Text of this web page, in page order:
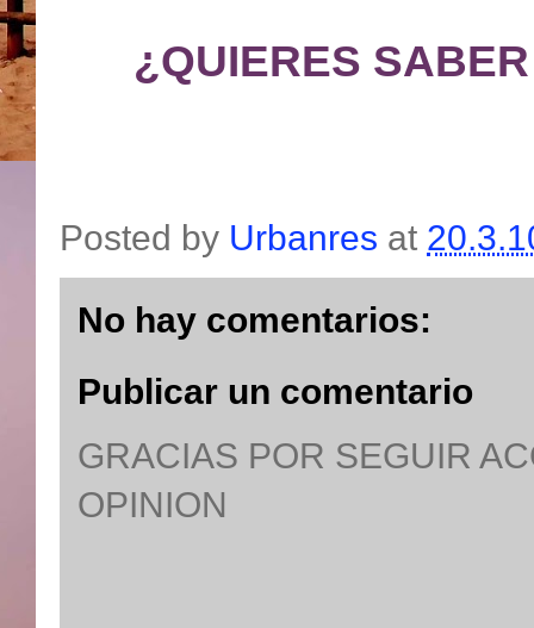
¿QUIERES
Posted by Urbanres at
No hay comentarios:
Publicar un comentario
GRACIAS POR SEGUIR
OPINION